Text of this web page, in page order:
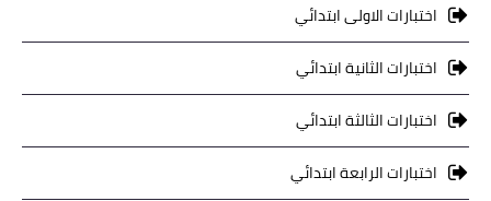
اختبارات الاولى ابتدائي
اختبارات الثانية ابتدائي
اختبارات الثالثة ابتدائي
اختبارات الرابعة ابتدائي